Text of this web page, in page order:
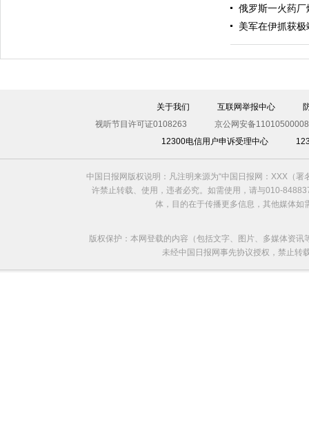
俄罗斯一火药
美军在伊抓获极
关于我们 互联网举报中心
视听节目许可证0108263
京公网安备
12300电信用户申诉受理中心
中国日报网版权说明：凡注明来源为“中国日报网：XXX（
许禁止转载、使用，违者必究。如需使用，请与010-
体，目的在于传播更多信息，其他媒体
版权保护：本网登载的内容（包括文字、图片、多媒体资
未经中国日报网事先协议授权，禁止转